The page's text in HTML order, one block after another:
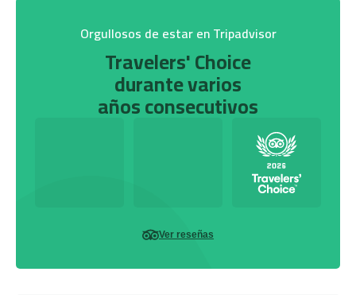
Orgullosos de estar en Tripadvisor
Travelers' Choice
durante varios
años consecutivos
Ver reseñas